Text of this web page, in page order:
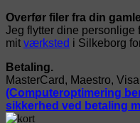
Overfør filer fra din
Jeg flytter dine personlige
mit værksted i Silkeborg
Betaling.
MasterCard, Maestro,
(Computeroptimering
sikkerhed ved betaling